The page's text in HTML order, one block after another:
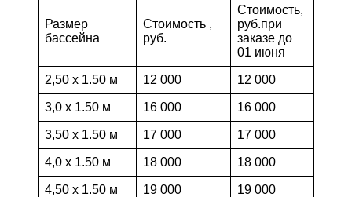
Размер
бассейна
Стоимость ,
руб.
Стоимость,
руб.при
заказе до
01 июня
2,50 х 1.50 м 12 000 12 000
3,0 х 1.50 м 16 000 16 000
3,50 х 1.50 м 17 000 17 000
4,0 х 1.50 м 18 000 18 000
4,50 х 1.50 м 19 000 19 000